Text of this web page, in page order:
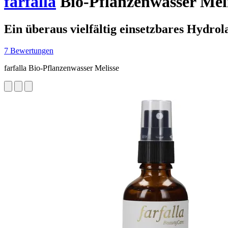
Ein überaus vielfältig einsetzbares
7 Bewertungen
farfalla Bio-Pflanzenwasser Melisse